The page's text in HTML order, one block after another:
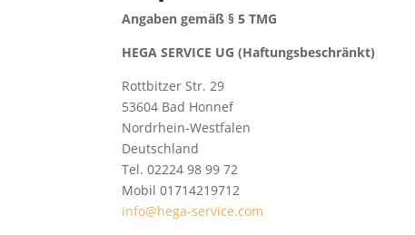
Angaben gemäß § 5 TMG
HEGA SERVICE UG (Haftungsbeschränkt)
Rottbitzer Str. 29
53604 Bad Honnef
Nordrhein-Westfalen
Deutschland
Tel. 02224 98 99 72
Mobil 01714219712
info@hega-service.com